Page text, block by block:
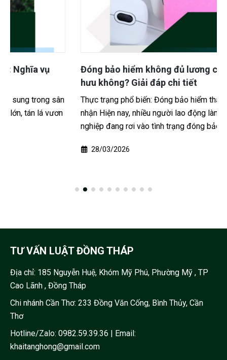
Đóng bảo hiểm không đủ lương có bị thiệt lương
hưu không? Giải đáp chi tiết
Thực trạng phổ biến: Đóng bảo hiểm thấp hơn lương thực
nhận Hiện nay, nhiều người lao động làm việc tại các doanh
nghiệp đang rơi vào tình trạng đóng bảo...
TƯ VẤN LUẬT ĐỒNG THÁP
Địa chỉ: 185 Nguyễn Huệ, Khóm Mỹ Phú, Phường Mỹ , TP
Cao Lãnh , Đồng Tháp
Chi nhánh Cần Thơ: 233 Đồng Văn Cống, Bình Thủy, Cần
Thơ
Hotline/Zalo: 0982.59.39.36 | Email:
khaitanghong@gmail.com